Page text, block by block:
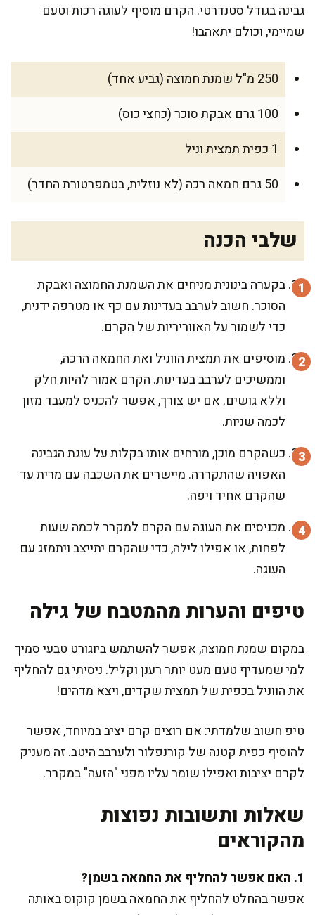
גבינה בגודל סטנדרטי. הקרם מוסיף לעוגה רכות וטעם
שמיימי, וכולם יתאהבו!
250 מ"ל שמנת חמוצה (גביע אחד)
100 גרם אבקת סוכר (כחצי כוס)
1 כפית תמצית וניל
50 גרם חמאה רכה (לא נוזלית, בטמפרטורת החדר)
שלבי הכנה
בקערה בינונית מניחים את השמנת החמוצה ואבקת
הסוכר. חשוב לערבב בעדינות עם כף או מטרפה ידנית,
כדי לשמור על האווריריות של הקרם.
מוסיפים את תמצית הווניל ואת החמאה הרכה,
וממשיכים לערבב בעדינות. הקרם אמור להיות חלק
וללא גושים. אם יש צורך, אפשר להכניס למעבד מזון
לכמה שניות.
כשהקרם מוכן, מורחים אותו בקלות על עוגת הגבינה
האפויה שהתקררה. מיישרים את השכבה עם מרית עד
שהקרם אחיד ויפה.
מכניסים את העוגה עם הקרם למקרר לכמה שעות
לפחות, או אפילו לילה, כדי שהקרם יתייצב ויתמזג עם
העוגה.
טיפים והערות מהמטבח של גילה
במקום שמנת חמוצה, אפשר להשתמש ביוגורט טבעי סמיך
למי שמעדיף טעם מעט יותר רענן וקליל. ניסיתי גם להחליף
את הווניל בכפית של תמצית שקדים, ויצא מדהים!
טיפ חשוב שלמדתי: אם רוצים קרם יציב במיוחד, אפשר
להוסיף כפית קטנה של קורנפלור ולערבב היטב. זה מעניק
לקרם יציבות ואפילו שומר עליו מפני "הזעה" במקרר.
שאלות ותשובות נפוצות
מהקוראים
1. האם אפשר להחליף את החמאה בשמן?
אפשר בהחלט להחליף את החמאה בשמן קוקוס באותה